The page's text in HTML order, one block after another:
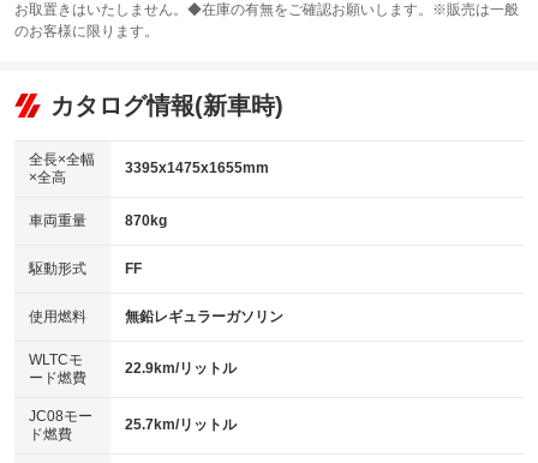
サンルーフ
：装備なし ABS
リフトアップ
：装備なし
：装備なし
パワーウィンドウ
アイドリングストップ
：装備あり
USB入力端子
：装備あり
100V電源
：装備なし
センターデフロック
：装備なし
電動格納ミラー
：装備あり
TV
：装備なし
ビジュアル
：装備なし
：装備なし
革シート
キーレス
HID(キセノンライト)
：装備なし
バックカメラ
：装備あり
エアロ
：装備なし
：装備なし
パワーシート
お取置きはいたしません。◆在庫の有無をご確認お願いします。※販売は一般
のお客様に限ります。
カタログ情報(新車時)
全長×全幅
×全高
3395x1475x1655mm
車両重量 870kg
駆動形式 FF
使用燃料 無鉛レギュラーガソリン
WLTCモ
ード燃費
22.9km/リットル
JC08モー
ド燃費
25.7km/リットル